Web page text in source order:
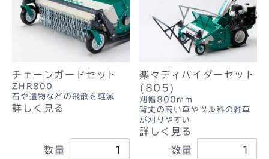
チェーンガードセット
ZHR800
石や遺物などの飛散を軽減
詳しく見る
数量
楽々ディバイダーセット
(805)
刈幅800mm
背丈の高い草やツル科の雑草
が刈りやすい
詳しく見る
数量